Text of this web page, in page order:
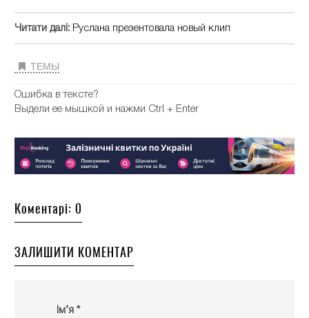
Читати далі: Руслана презентовала новый клип
ТЕМЫ
Ошибка в тексте?
Выдели ее мышкой и нажми Ctrl + Enter
Коментарі: 0
ЗАЛИШИТИ КОМЕНТАР
Ім’я *